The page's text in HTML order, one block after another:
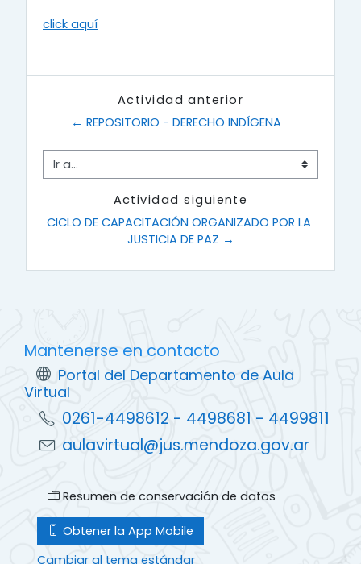
click aquí
Actividad anterior
← REPOSITORIO - DERECHO INDÍGENA
Ir a...
Actividad siguiente
CICLO DE CAPACITACIÓN ORGANIZADO POR LA
JUSTICIA DE PAZ →
Mantenerse en contacto
Portal del Departamento de Aula
Virtual
0261-4498612 - 4498681 - 4499811
aulavirtual@jus.mendoza.gov.ar
Resumen de conservación de datos
Obtener la App Mobile
Cambiar al tema estándar